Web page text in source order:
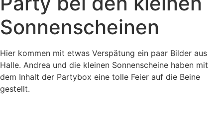
Sonnenscheinen
Hier kommen mit etwas Verspätung ein paar Bilder aus
Halle. Andrea und die kleinen Sonnenscheine haben mit
dem Inhalt der Partybox eine tolle Feier auf die Beine
gestellt.